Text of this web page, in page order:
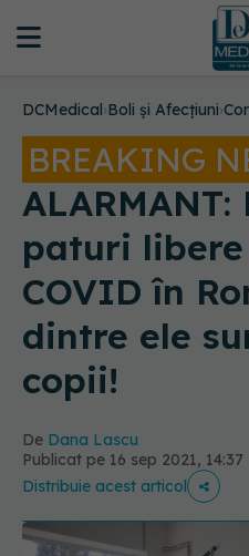
DCMedical›Boli și Afecțiuni›
BREAKING
ALARMANT:
paturi
COVID în
dintre ele
copii!
De Dana Lascu
Publicat pe 16 sep 2021, 14:37
Distribuie acest articol